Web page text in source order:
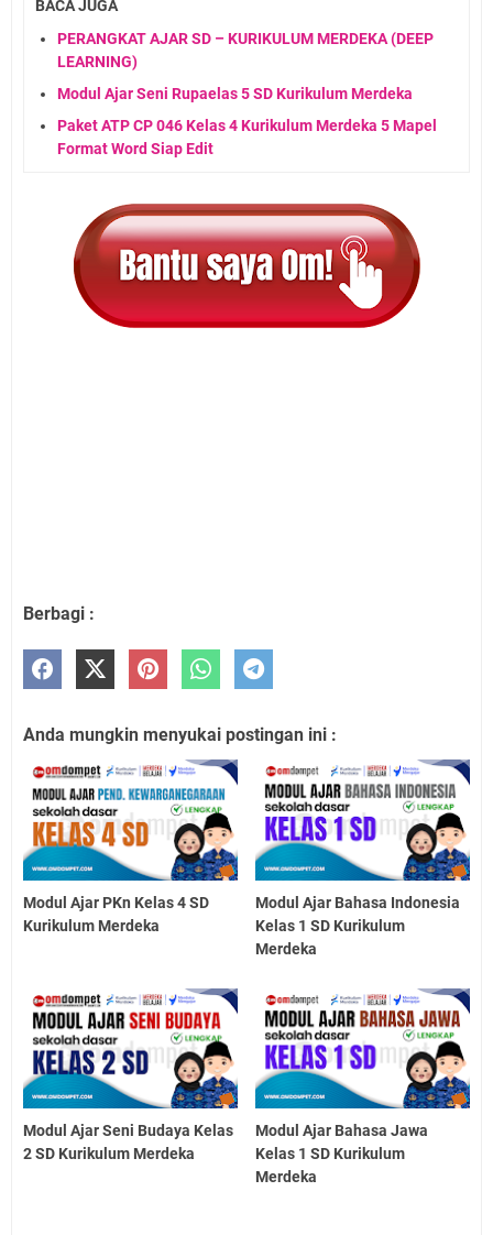
BACA JUGA
PERANGKAT AJAR SD – KURIKULUM MERDEKA (DEEP
LEARNING)
Modul Ajar Seni Rupaelas 5 SD Kurikulum Merdeka
Paket ATP CP 046 Kelas 4 Kurikulum Merdeka 5 Mapel
Format Word Siap Edit
Berbagi :
Anda mungkin menyukai postingan ini :
Modul Ajar PKn Kelas 4 SD
Kurikulum Merdeka
Modul Ajar Bahasa Indonesia
Kelas 1 SD Kurikulum
Merdeka
Modul Ajar Seni Budaya Kelas
2 SD Kurikulum Merdeka
Modul Ajar Bahasa Jawa
Kelas 1 SD Kurikulum
Merdeka